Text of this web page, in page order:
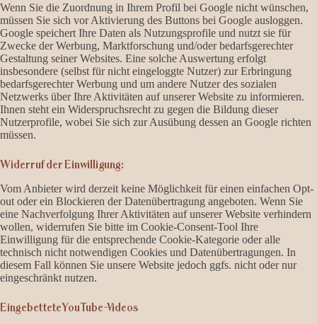
Wenn Sie die Zuordnung in Ihrem Profil bei Google nicht wünschen,
müssen Sie sich vor Aktivierung des Buttons bei Google ausloggen.
Google speichert Ihre Daten als Nutzungsprofile und nutzt sie für
Zwecke der Werbung, Marktforschung und/oder bedarfsgerechter
Gestaltung seiner Websites. Eine solche Auswertung erfolgt
insbesondere (selbst für nicht eingeloggte Nutzer) zur Erbringung
bedarfsgerechter Werbung und um andere Nutzer des sozialen
Netzwerks über Ihre Aktivitäten auf unserer Website zu informieren.
Ihnen steht ein Widerspruchsrecht zu gegen die Bildung dieser
Nutzerprofile, wobei Sie sich zur Ausübung dessen an Google richten
müssen.
Widerruf der Einwilligung:
Vom Anbieter wird derzeit keine Möglichkeit für einen einfachen Opt-
out oder ein Blockieren der Datenübertragung angeboten. Wenn Sie
eine Nachverfolgung Ihrer Aktivitäten auf unserer Website verhindern
wollen, widerrufen Sie bitte im Cookie-Consent-Tool Ihre
Einwilligung für die entsprechende Cookie-Kategorie oder alle
technisch nicht notwendigen Cookies und Datenübertragungen. In
diesem Fall können Sie unsere Website jedoch ggfs. nicht oder nur
eingeschränkt nutzen.
Eingebettete YouTube-Videos